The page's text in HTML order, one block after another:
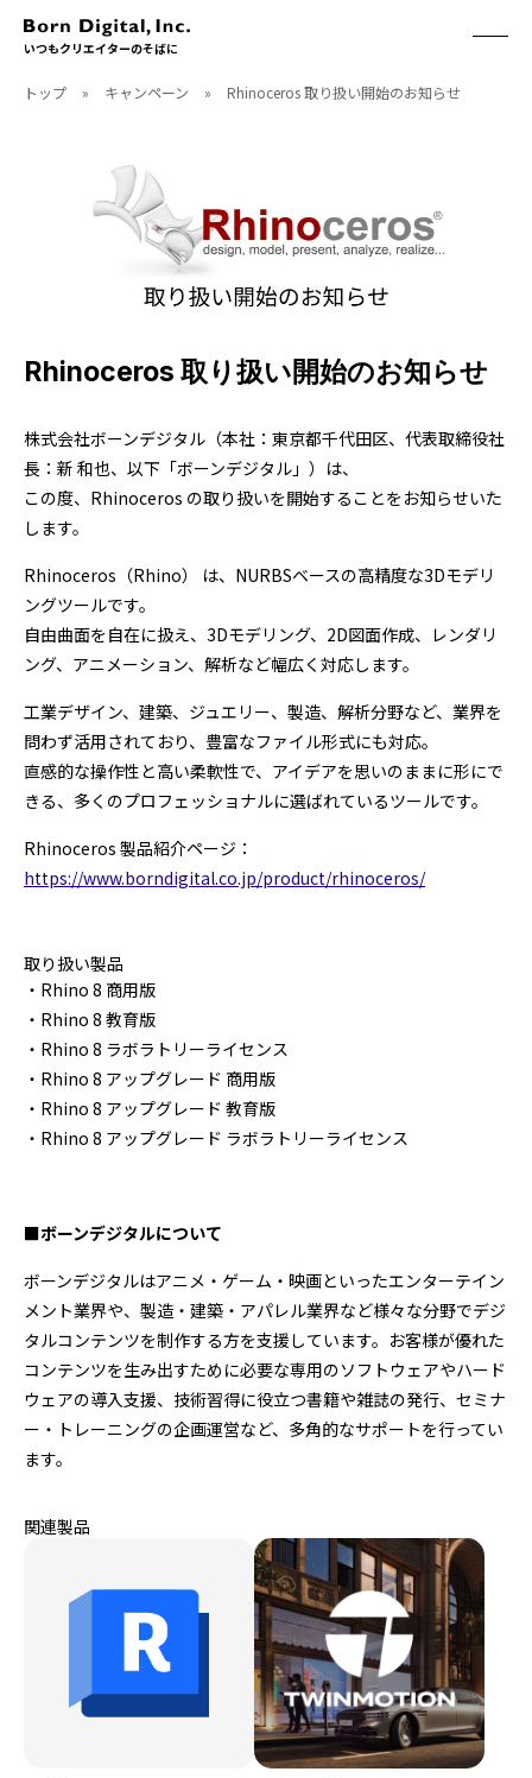
いつもクリエイターのそばに
ABOUT
クリエイターズID
取扱製品
ソフトウェア
フォント
ソフトウェアサポート
CGWORLD
別冊
刊行順
ゲーム/CG
アート/イラスト
ファッション/デザイン/他
有料セミナー
無料セミナー
トレーニング
スケジュール
x facebookyoutube
トップ » キャンペーン » Rhinoceros 取り扱い開始のお知らせ
Rhinoceros 取り扱い開始のお知らせ
株式会社ボーンデジタル（本社：東京都千代田区、代表取締役社
長：新 和也、以下「ボーンデジタル」）は、
この度、Rhinoceros の取り扱いを開始することをお知らせいた
します。
Rhinoceros（Rhino） は、NURBSベースの高精度な3Dモデリ
ングツールです。
自由曲面を自在に扱え、3Dモデリング、2D図面作成、レンダリ
ング、アニメーション、解析など幅広く対応します。
工業デザイン、建築、ジュエリー、製造、解析分野など、業界を
問わず活用されており、豊富なファイル形式にも対応。
直感的な操作性と高い柔軟性で、アイデアを思いのままに形にで
きる、多くのプロフェッショナルに選ばれているツールです。
Rhinoceros 製品紹介ページ：
https://www.borndigital.co.jp/product/rhinoceros/
取り扱い製品
・Rhino 8 商用版
・Rhino 8 教育版
・Rhino 8 ラボラトリーライセンス
・Rhino 8 アップグレード 商用版
・Rhino 8 アップグレード 教育版
・Rhino 8 アップグレード ラボラトリーライセンス
■ボーンデジタルについて
ボーンデジタルはアニメ・ゲーム・映画といったエンターテイン
メント業界や、製造・建築・アパレル業界など様々な分野でデジ
タルコンテンツを制作する方を支援しています。お客様が優れた
コンテンツを生み出すために必要な専用のソフトウェアやハード
ウェアの導入支援、技術習得に役立つ書籍や雑誌の発行、セミナ
ー・トレーニングの企画運営など、多角的なサポートを行ってい
ます。
関連製品